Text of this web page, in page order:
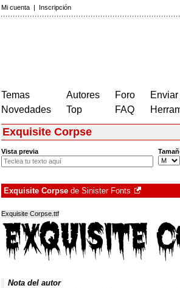
Mi cuenta | Inscripción
Temas
Novedades
Autores
Top
Foro
FAQ
Exquisite Corpse
Vista previa
Exquisite Corpse de Sinister Fonts
Exquisite Corpse.ttf
Nota del autor